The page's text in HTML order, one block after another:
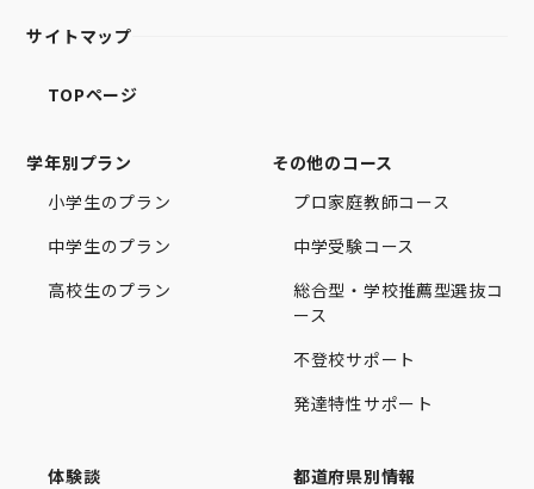
サイトマップ
TOPページ
学年別プラン
小学生のプラン
中学生のプラン
高校生のプラン
その他のコース
プロ家庭教師コース
中学受験コース
総合型・学校推薦型選抜コ
ース
不登校サポート
発達特性サポート
体験談
都道府県別情報